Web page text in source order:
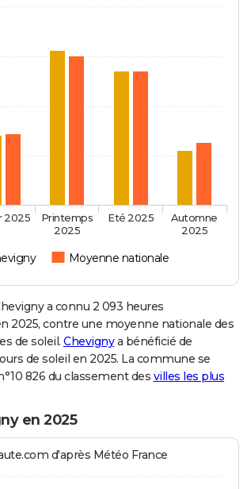
Moyenne nationale
2025
Printemps
2025
Eté 2025
Automne
2025
a connu 2 093 heures
2025, contre une moyenne nationale des
de soleil. Chevignya bénéficié de
de soleil en 2025. La commune se
826 du classement des villes les plus
en 2025
d'après Météo France